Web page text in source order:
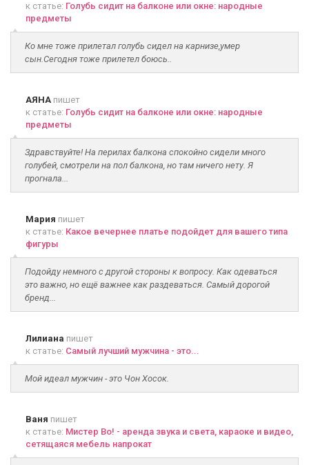
к статье: Голубь сидит на балконе или окне: народные
предметы
Ко мне тоже прилетал голубь сидел на карнизе,умер
сын.Сегодня тоже прилетел боюсь..
АЯНА пишет
к статье: Голубь сидит на балконе или окне: народные
предметы
Здравствуйте! На перилах балкона спокойно сидели много
голубей, смотрели на пол балкона, но там ничего нету. Я
прогнала...
Мария пишет
к статье: Какое вечернее платье подойдет для вашего типа
фигуры
Подойду немного с другой стороны к вопросу. Как одеваться
это важно, но ещё важнее как раздеваться. Самый дорогой
бренд...
Лилиана пишет
к статье: Самый лучший мужчина - это...
Мой идеал мужчин - это Чон Хосок.
Ваня пишет
к статье: Мистер Во! - аренда звука и света, караоке и видео,
сетящаяся мебель напрокат